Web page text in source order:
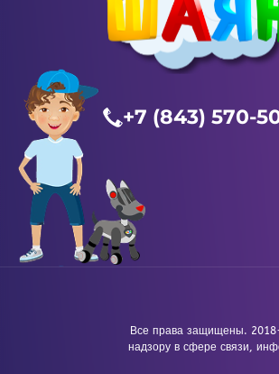
+7 (843) 570-
Все права защищены.
надзору в сфере связи,